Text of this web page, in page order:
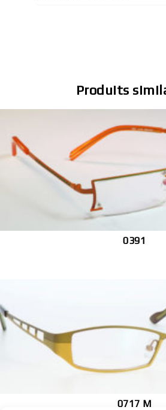
Produits
0391
0717 M